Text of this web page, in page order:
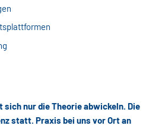
nur die Theorie abwickeln. Die
statt. Praxis bei uns vor Ort an